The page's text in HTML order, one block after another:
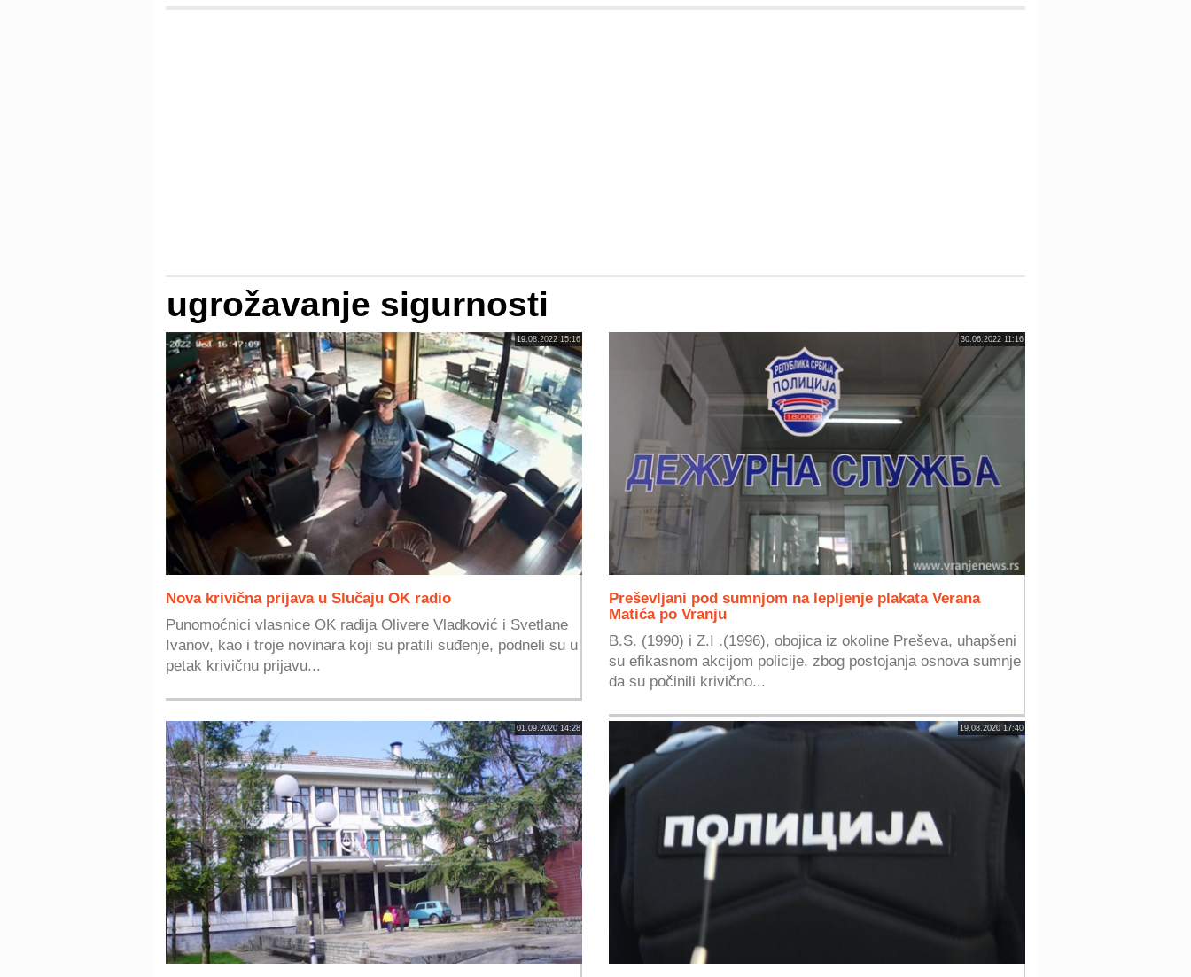
ugrožavanje sigurnosti
19.08.2022 15:16
Nova krivična prijava u Slučaju OK radio
Punomoćnici vlasnice OK radija Olivere Vladković i Svetlane
Ivanov, kao i troje novinara koji su pratili suđenje, podneli su u
petak krivičnu prijavu...
30.06.2022 11:16
Preševljani pod sumnjom na lepljenje plakata Verana
Matića po Vranju
B.S. (1990) i Z.I .(1996), obojica iz okoline Preševa, uhapšeni
su efikasnom akcijom policije, zbog postojanja osnova sumnje
da su počinili krivično...
01.09.2020 14:28 19.08.2020 17:40